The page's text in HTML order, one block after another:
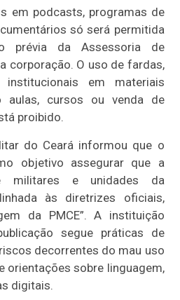
em podcasts, programas de
só será permitida
prévia da Assessoria de
corporação. O uso de fardas,
em materiais
aulas, cursos ou venda de
proibido.
do Ceará informou que o
objetivo assegurar que a
militares e unidades da
às diretrizes oficiais,
da PMCE”. A instituição
segue práticas de
decorrentes do mau uso
orientações sobre linguagem,
digitais.